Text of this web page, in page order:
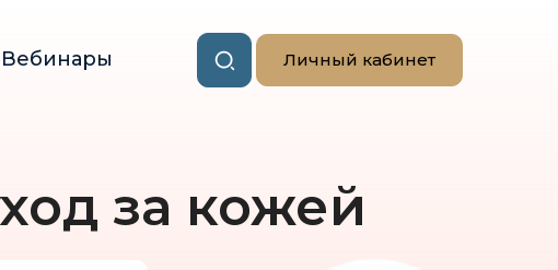
Личный кабинет
Вебинары
за кожей